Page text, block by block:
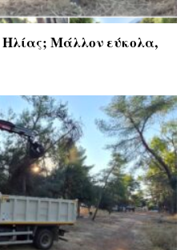
Μάλλον εύκολα,